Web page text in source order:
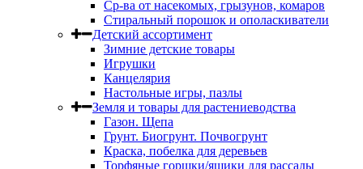
Ср-ва от насекомых, грызунов, комаров
Стиральный порошок и ополаскиватели
Детский ассортимент
Зимние детские товары
Игрушки
Канцелярия
Настольные игры, пазлы
Земля и товары для растениеводства
Газон. Щепа
Грунт. Биогрунт. Почвогрунт
Краска, побелка для деревьев
Торфяные горшки/ящики для рассады